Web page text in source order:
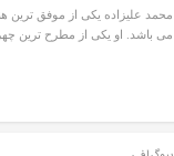
محمد علیزاده یکی از موفق ترین
می باشد. او یکی از مطرح ترین